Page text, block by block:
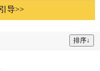
导>>